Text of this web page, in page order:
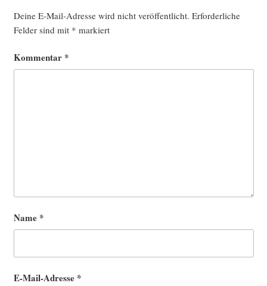
Deine E-Mail-Adresse wird nicht veröffentlicht. Erforderliche
Felder sind mit * markiert
Kommentar *
Name *
E-Mail-Adresse *